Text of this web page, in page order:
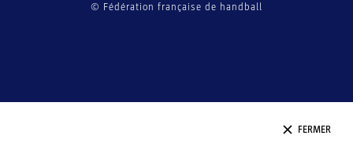
FERMER
© Fédération française de handball